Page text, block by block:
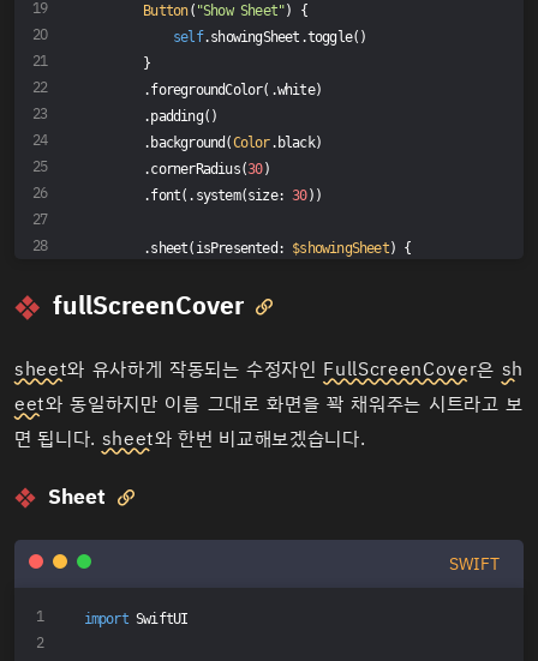
Button( "Show Sheet") {
self.showingSheet.toggle()
        }
        .foregroundColor(.white)
        .padding()
        .background(
Color.black)
        .cornerRadius(
30)
        .font(.system(size:
30))
        .sheet(isPresented:
$showingSheet) {
        }
fullScreenCover 
sheet와 유사하게 작동되는 수정자인 FullScreenCover은 sh
eet와 동일하지만 이름 그대로 화면을 꽉 채워주는 시트라고 보
면 됩니다. sheet와 한번 비교해보겠습니다.
Sheet 
SWIFT
import SwiftUI